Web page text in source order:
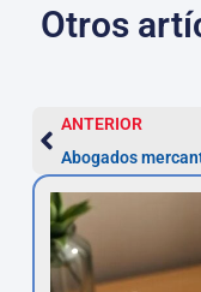
Otros
ANTERIOR